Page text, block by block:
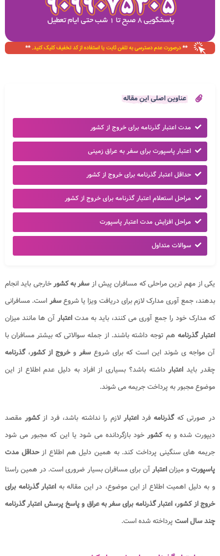
عناوین اصلی این مقاله
مدت اعتبار گذرنامه برای خروج از کشور
اعتبار پاسپورت برای سفر به عراق زمینی
حداقل اعتبار گذرنامه برای خروج از کشور
مراحل استعلام اعتبار گذرنامه برای خروج از کشور
مراحل افزایش مدت اعتبار پاسپورت
سوالات متداول
یکی از مهم ترین مراحلی که مسافران پیش از سفر به کشورخارجی باید انجام
بدهند، جمع آوری مدارک لازم برای دریافت ویزا یا شروعسفراست. مسافرانی
که مدارک خود را جمع آوری می کنند، باید به مدت اعتبارآن ها مانند میزان
اعتبار گذرنامه هم توجه داشته باشند. از جمله سوالاتی که بیشتر مسافران با
آن مواجه ی شوند این است که برای شروع سفر وخروج از کشور،گذرنامه
چقدر باید اعتبارداشته باشد؟ بسیاری از افراد به دلیل عدم اطلاع از این
موضوع مجبور به پرداخت جریمه می شوند.
در صورتی کهگذرنامهفرد اعتبارلازم را نداشته باشد، فرد ازکشور مقصد
دیپورت شده و بهکشور خود بازگردانده می شود یا این که مجبور می شود
جریمه های سنگینی پرداخت کند. به همین دلیل هم اطلاع ازحداقل مدت
پاسپورتو میزاناعتبارآن برای مسافران بسیار ضروری است. در همین راستا
و به دلیل اهمیت اطلاع از این موضوع، در این مقاله به اعتبار گذرنامه برای
خروج از کشور، اعتبار گذرنامه برای سفر به عراق و پاسخ پرسش اعتبار گذرنامه
چند سال است پرداخته شده است.